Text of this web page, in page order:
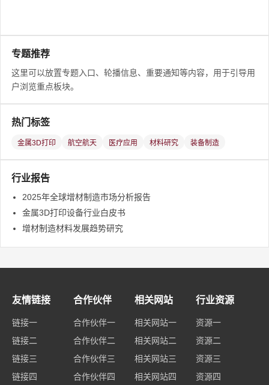
专题推荐
这里可以放置专题入口、轮播信息、重要通知等内容，用于引导用
户浏览重点板块。
热门标签
金属3D打印 航空航天 医疗应用 材料研究 装备制造
行业报告
2025年全球增材制造市场分析报告
金属3D打印设备行业白皮书
增材制造材料发展趋势研究
友情链接
链接一
链接二
链接三
链接四
合作伙伴
合作伙伴一
合作伙伴二
合作伙伴三
合作伙伴四
相关网站
相关网站一
相关网站二
相关网站三
相关网站四
行业资源
资源一
资源二
资源三
资源四